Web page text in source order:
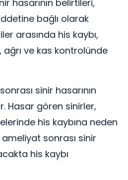
hasarının belirtileri,
bağlı olarak
arasında his kaybı,
ve kas kontrolünde
sinir hasarının
Hasar gören sinirler,
his kaybına neden
sonrası sinir
his kaybı